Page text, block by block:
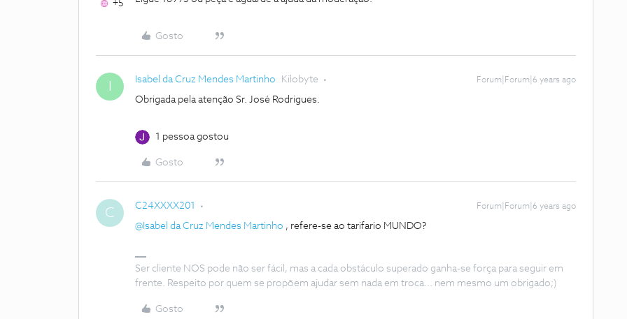
+5
Gosto
Isabel da Cruz Mendes Martinho Kilobyte Forum|Forum|6 years ago
Obrigada pela atenção Sr. José Rodrigues.
1 pessoa gostou
Gosto
C C24XXXX201 Forum|Forum|6 years ago
@Isabel da Cruz Mendes Martinho , refere-se ao tarifario MUNDO?
Ser cliente NOS pode não ser fácil, mas a cada obstáculo superado ganha-se força para seguir em
frente. Respeito por quem se propõem ajudar sem nada em troca... nem mesmo um obrigado;)
Gosto